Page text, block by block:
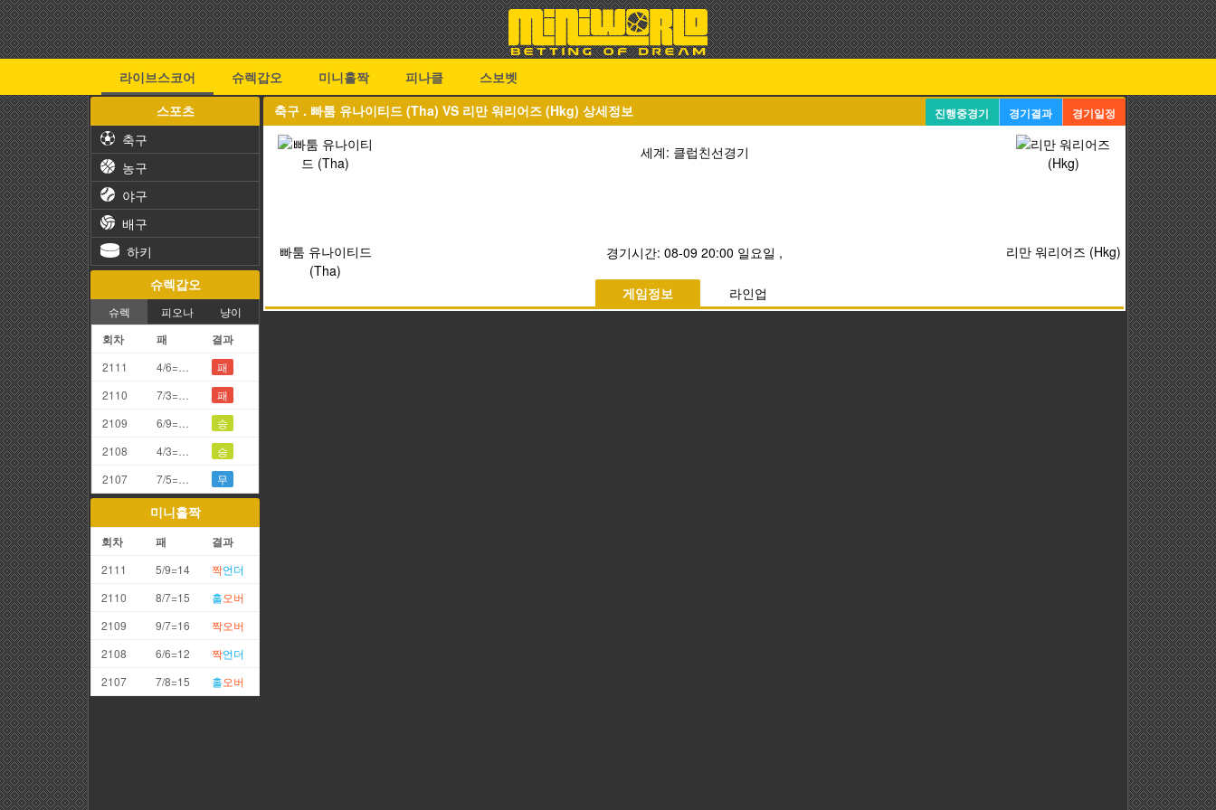
라이브스코어 슈렉갑오 미니홀짝 피나클
스보벳
스포츠
축구
농구
야구
배구
하키
슈렉갑오
슈렉 피오나 냥이
회차 패 결과
2111 4/6=0끗(망통)
패
2110
7/3=0끗(망통)
패
2109
6/9=5끗
승
2108
4/3=7끗
승
2107
7/5=2끗 무
미니홀짝
회차 패 결과
2111 5/9=14 짝언더
2110
8/7=15 홀오버
2109
9/7=16 짝오버
2108
6/6=12 짝언더
2107
7/8=15 홀오버
축구 . 빠툼 유나이티드 (Tha) VS 리만 워리어즈 (Hkg) 상세정보 진행중경기 경기결과 경기일정
빠툼 유나이티드
(Tha)
세계: 클럽친선경기
경기시간:08-09 20:00 일요일 , 리만 워리어즈 (Hkg)
게임정보 라인업